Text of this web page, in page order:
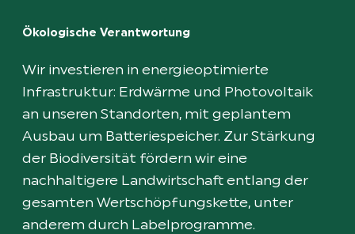
Ökologische Verantwortung
Wir investieren in energieoptimierte
Infrastruktur: Erdwärme und Photovoltaik
an unseren Standorten, mit geplantem
Ausbau um Batteriespeicher. Zur Stärkung
der Biodiversität fördern wir eine
nachhaltigere Landwirtschaft entlang der
gesamten Wertschöpfungskette, unter
anderem durch Labelprogramme.